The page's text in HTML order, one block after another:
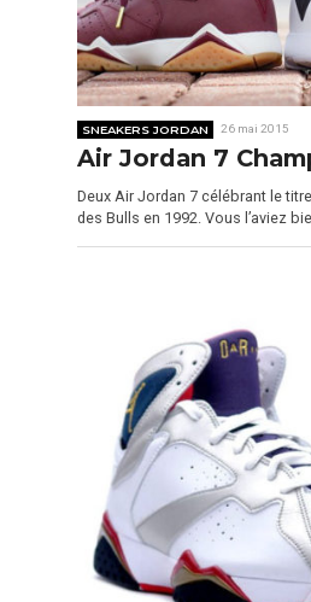
SNEAKERS JORDAN 26 mai 2015
Air Jordan 7
Deux Air Jordan 7 célébrant le
des Bulls en 1992. Vous l’aviez